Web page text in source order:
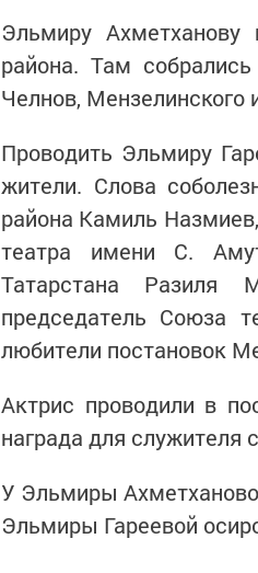
Эльмиру
района. Там
Челнов, Мензелинского
Проводить Эльмиру
жители. Слова
района Камиль
театра имени С.
Татарстана Разиля
председатель Союза
любители постановок
Актрис проводили в
награда для служителя
У Эльмиры
Эльмиры Гареевой